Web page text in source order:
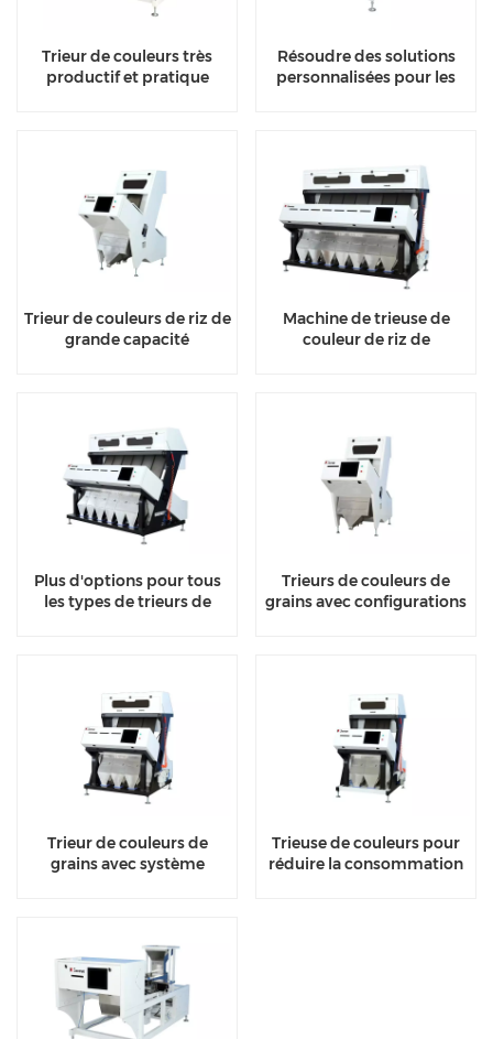
Trieur de couleurs très
productif et pratique
Résoudre des solutions
personnalisées pour les
Trieur de couleurs de riz de
grande capacité
Machine de trieuse de
couleur de riz de
Plus d'options pour tous
les types de trieurs de
Trieurs de couleurs de
grains avec configurations
Trieur de couleurs de
grains avec système
Trieuse de couleurs pour
réduire la consommation